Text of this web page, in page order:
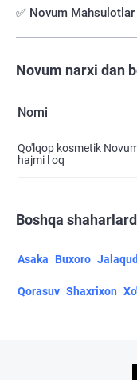
✅ Novum
Novum narxi dan
Nomi
Qo'lqop kosmetik
hajmi l oq
Boshqa
Asaka Buxoro
Qorasuv Shaxrixon